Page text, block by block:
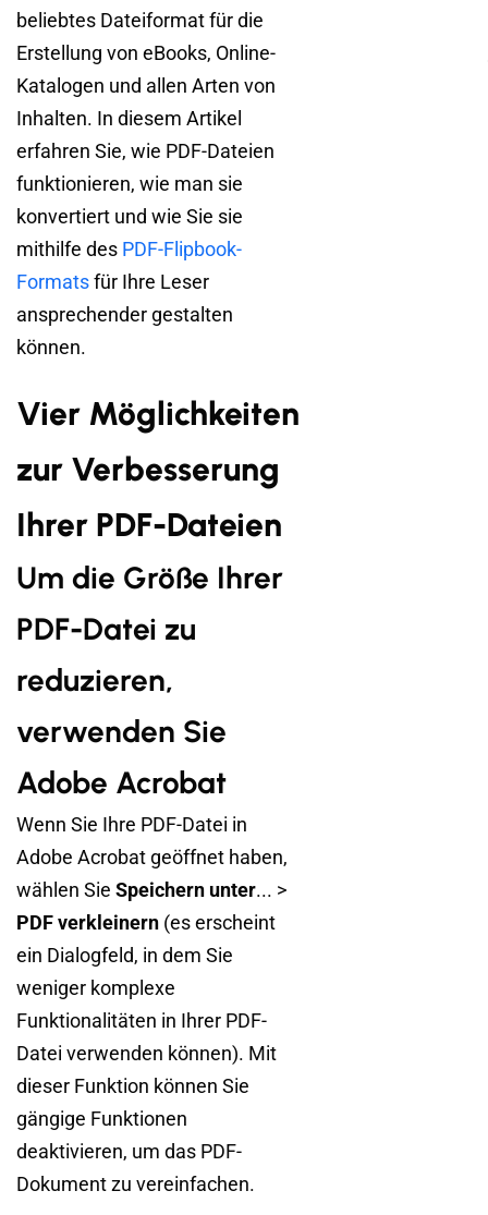
beliebtes Dateiformat für die
Erstellung von eBooks, Online-
Katalogen und allen Arten von
Inhalten. In diesem Artikel
erfahren Sie, wie PDF-Dateien
funktionieren, wie man sie
konvertiert und wie Sie sie
mithilfe des PDF-Flipbook-
Formatsfür Ihre Leser
ansprechender gestalten
können.
Vier Möglichkeiten
zur Verbesserung
Ihrer PDF-Dateien
Um die Größe Ihrer
PDF-Datei zu
reduzieren,
verwenden Sie
Adobe Acrobat
Wenn Sie Ihre PDF-Datei in
Adobe Acrobat geöffnet haben,
wählen Sie Speichern unter... >
PDF verkleinern (es erscheint
ein Dialogfeld, in dem Sie
weniger komplexe
Funktionalitäten in Ihrer PDF-
Datei verwenden können). Mit
dieser Funktion können Sie
gängige Funktionen
deaktivieren, um das PDF-
Dokument zu vereinfachen.